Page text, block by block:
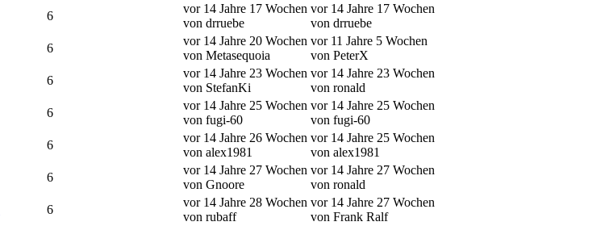
6
vor 14 Jahre 17 Wochen
von drruebe
vor 14 Jahre 17 Wochen
von drruebe
6
vor 14 Jahre 20 Wochen
von Metasequoia
vor 11 Jahre 5 Wochen
von PeterX
6
vor 14 Jahre 23 Wochen
von StefanKi
vor 14 Jahre 23 Wochen
von ronald
6
vor 14 Jahre 25 Wochen
von fugi-60
vor 14 Jahre 25 Wochen
von fugi-60
6
vor 14 Jahre 26 Wochen
von alex1981
vor 14 Jahre 25 Wochen
von alex1981
6
vor 14 Jahre 27 Wochen
von Gnoore
vor 14 Jahre 27 Wochen
von ronald
6
vor 14 Jahre 28 Wochen
von rubaff
vor 14 Jahre 27 Wochen
von Frank Ralf